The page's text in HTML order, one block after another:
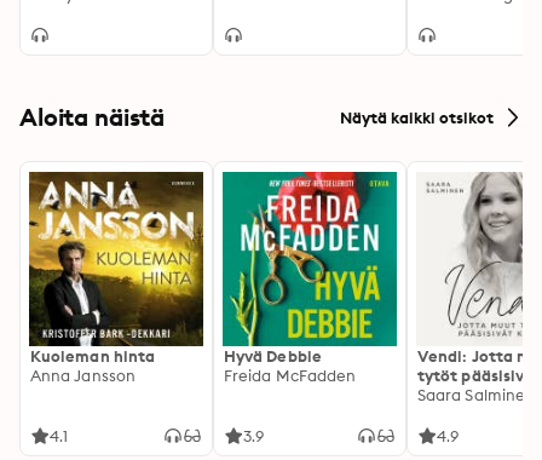
Aloita näistä Näytä kaikki otsikot
Kuoleman hinta
Anna Jansson
4.1
Hyvä Debbie
Freida McFadden
3.9
Vendi: Jotta
tytöt pääsisivät
kotiin
Saara Salminen
4.9